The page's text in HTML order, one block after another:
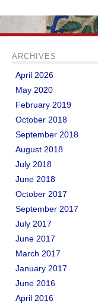
ARCHIVES
April 2026
May 2020
February 2019
October 2018
September 2018
August 2018
July 2018
June 2018
October 2017
September 2017
July 2017
June 2017
March 2017
January 2017
June 2016
April 2016